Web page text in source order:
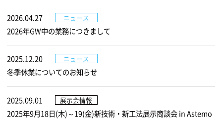
2026.04.27 ニュース
2026年GW中の業務につきまして
2025.12.20 ニュース
冬季休業についてのお知らせ
2025.09.01 展示会情報
2025年9月18日(木)～19(金)新技術・新工法展示商談会 in Astemo